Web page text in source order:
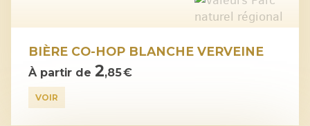
BIÈRE CO-HOP BLANCHE VERVEINE
À partir de 2,85 €
VOIR